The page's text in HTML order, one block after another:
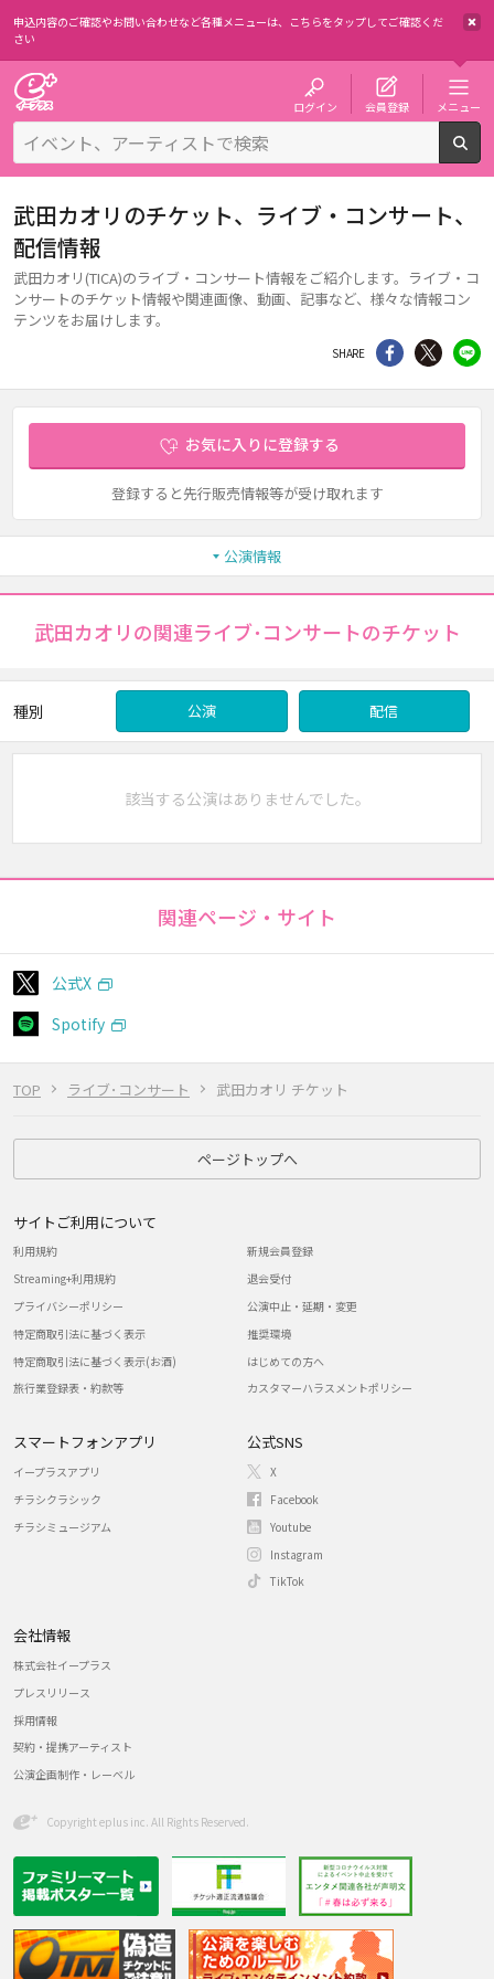
申込内容のご確認やお問い合わせなど各種メニューは、 こちらをタップしてご確認くだ
さい
ログイン 会員登録 メニュー
TOP ライブ･コンサート 武田カオリ チケット
武田カオリのチケット、ライブ・コンサート、
配信情報
武田カオリ(TICA)のライブ・コンサート情報をご紹介します。ライブ・コ
ンサートのチケット情報や関連画像、動画、記事など、様々な情報コン
テンツをお届けします。
SHARE シェア Twitter
お気に入りに登録する
登録すると先行販売情報等が受け取れます
公演情報
武田カオリの関連ライブ･コンサートのチケット
種別 公演 配信
該当する公演はありませんでした。
関連ページ・サイト
公式X
Spotify
ページトップへ
サイトご利用について
利用規約
Streaming+利用規約
プライバシーポリシー
特定商取引法に基づく表示
特定商取引法に基づく表示(お酒)
旅行業登録表・約款等
新規会員登録
退会受付
公演中止・延期・変更
推奨環境
はじめての方へ
カスタマーハラスメントポリシー
スマートフォンアプリ
イープラスアプリ
チラシクラシック
チラシミュージアム
公式SNS
X
Facebook
Youtube
Instagram
TikTok
会社情報
株式会社イープラス
プレスリリース
採用情報
契約・提携アーティスト
公演企画制作・レーベル
Copyright eplus inc. All Rights Reserved.